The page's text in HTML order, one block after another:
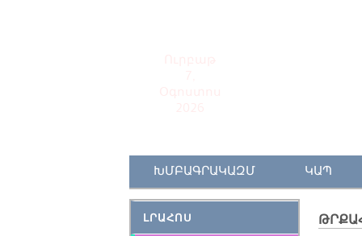
ԽՄԲԱԳՐԱԿԱԶՄ ԿԱՊ
ԼՐԱՀՈՍ